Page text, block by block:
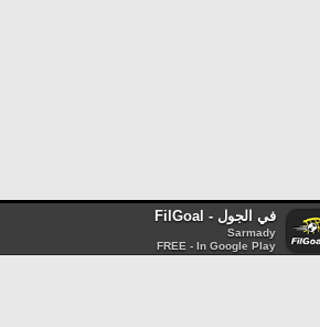
في الجول - FilGoal
Sarmady
FREE - In Google Play